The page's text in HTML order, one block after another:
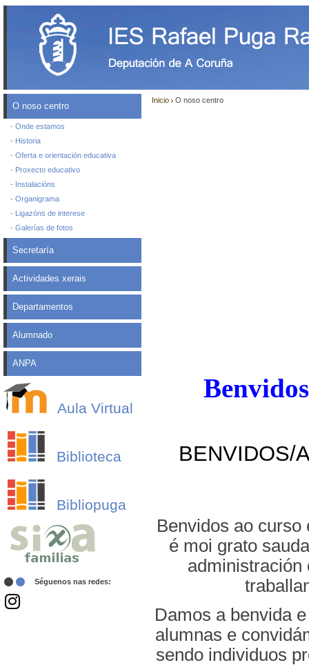
O noso centro
- Onde estamos
- Historia
- Oferta e orientación educativa
- Proxecto educativo
- Instalacións
- Organigrama
- Ligazóns de interese
- Galerías de fotos
Secretaría
Actividades xerais
Departamentos
Alumnado
ANPA
Aula Virtual
Biblioteca
Bibliopuga
Séguenos nas redes:
Inicio O noso centro
BENVIDOS/
Benvidos ao curso
é moi grato
administración
Damos a benvida
alumnas e
sendo individuos